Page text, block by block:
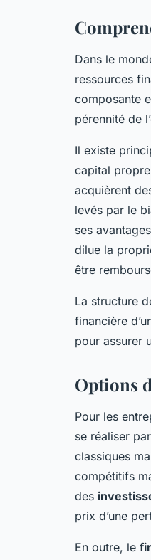
Dans le
ressources
composante
pérennité de
Il existe
capital
acquièrent
levés par le
ses
dilue la
être
La structure
financière
pour assurer
Options
Pour les
se réaliser
classiques
compétitifs
des
prix d’une
En outre, le